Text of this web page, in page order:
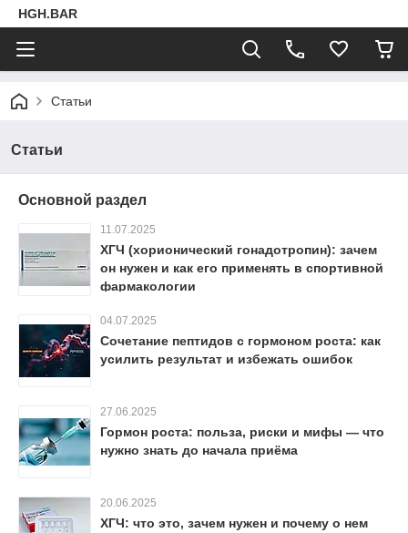
HGH.BAR
Статьи
Статьи
Основной раздел
11.07.2025
ХГЧ (хорионический гонадотропин): зачем
он нужен и как его применять в спортивной
фармакологии
04.07.2025
Сочетание пептидов с гормоном роста: как
усилить результат и избежать ошибок
27.06.2025
Гормон роста: польза, риски и мифы — что
нужно знать до начала приёма
20.06.2025
ХГЧ: что это, зачем нужен и почему о нем